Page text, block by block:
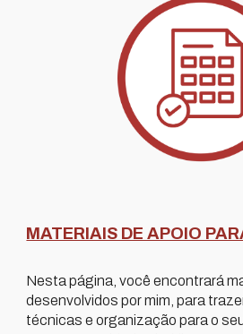
MATERIAIS DE APOIO
Nesta página, você encontrará
desenvolvidos por mim, para
técnicas e organização para o